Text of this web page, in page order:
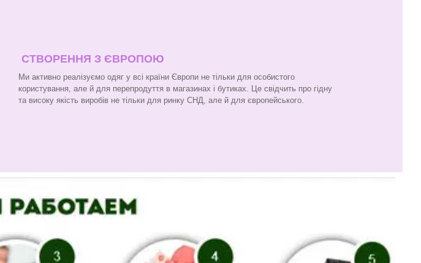
СТВОРЕННЯ З ЄВРОПОЮ
Ми активно реалізуємо одяг у всі країни Європи не тільки для особистого
користування, але й для перепродуття в магазинах і бутиках. Це свідчить про гідну
та високу якість виробів не тільки для ринку СНД, але й для європейського.